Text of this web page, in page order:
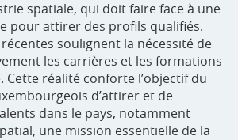
spatiale, qui doit faire face à une
pour attirer des profils qualifiés.
soulignent la nécessité de
les carrières et les formations
Cette réalité conforte l’objectif du
d’attirer et de
dans le pays, notamment
une mission essentielle de la